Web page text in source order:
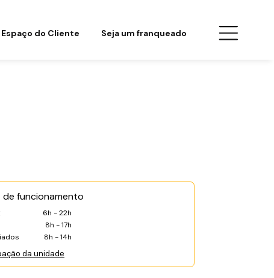
Espaço do Cliente Seja um franqueado
de funcionamento
6h - 22h
8h - 17h
8h - 14h
da unidade